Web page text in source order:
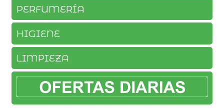
PERFUMERÍA
HIGIENE
LIMPIEZA